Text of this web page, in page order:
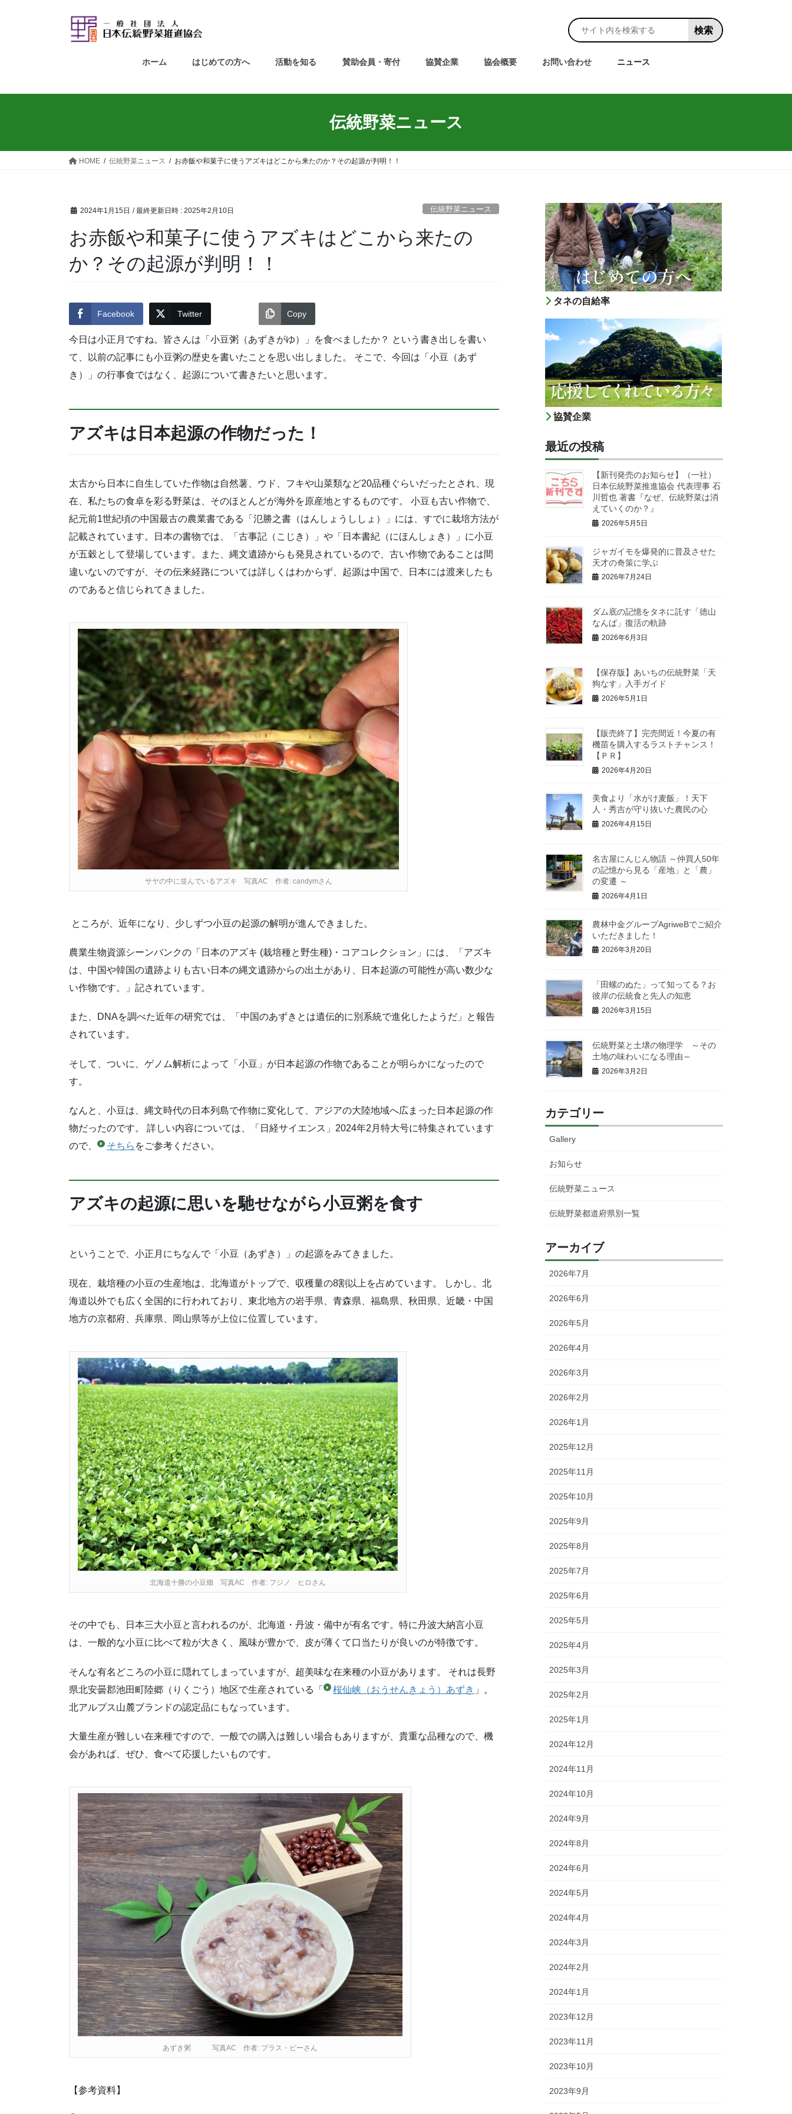
ホーム はじめての方へ 活動を知る 賛助会員・寄付 協賛企業 協会概要 お問い合わせ ニュース
伝統野菜ニュース
HOME 伝統野菜ニュース お赤飯や和菓子に使うアズキはどこから来たのか？その起源が判明！！
2024年1月15日 / 最終更新日時 : 2025年2月10日 伝統野菜ニュース
お赤飯や和菓子に使うアズキはどこから来たの
か？その起源が判明！！
Facebook Twitter Copy
今日は小正月ですね。皆さんは「小豆粥（あずきがゆ）」を食べましたか？ という書き出しを書い
て、以前の記事にも小豆粥の歴史を書いたことを思い出しました。 そこで、今回は「小豆（あず
き）」の行事食ではなく、起源について書きたいと思います。
アズキは日本起源の作物だった！
太古から日本に自生していた作物は自然薯、ウド、フキや山菜類など20品種ぐらいだったとされ、現
在、私たちの食卓を彩る野菜は、そのほとんどが海外を原産地とするものです。 小豆も古い作物で、
紀元前1世紀頃の中国最古の農業書である「氾勝之書（はんしょうししょ）」には、すでに栽培方法が
記載されています。日本の書物では、「古事記（こじき）」や「日本書紀（にほんしょき）」に小豆
が五穀として登場しています。また、縄文遺跡からも発見されているので、古い作物であることは間
違いないのですが、その伝来経路については詳しくはわからず、起源は中国で、日本には渡来したも
のであると信じられてきました。
サヤの中に並んでいるアズキ 写真AC 作者: candymさん
ところが、近年になり、少しずつ小豆の起源の解明が進んできました。
農業生物資源シーンバンクの「日本のアズキ (栽培種と野生種)・コアコレクション」には、「アズキ
は、中国や韓国の遺跡よりも古い日本の縄文遺跡からの出土があり、日本起源の可能性が高い数少な
い作物です。」記されています。
また、DNAを調べた近年の研究では、「中国のあずきとは遺伝的に別系統で進化したようだ」と報告
されています。
そして、ついに、ゲノム解析によって「小豆」が日本起源の作物であることが明らかになったので
す。
なんと、小豆は、縄文時代の日本列島で作物に変化して、アジアの大陸地域へ広まった日本起源の作
物だったのです。 詳しい内容については、「日経サイエンス」2024年2月特大号に特集されています
ので、
そちら をご参考ください。
アズキの起源に思いを馳せながら小豆粥を食す
ということで、小正月にちなんで「小豆（あずき）」の起源をみてきました。
現在、栽培種の小豆の生産地は、北海道がトップで、収穫量の8割以上を占めています。 しかし、北
海道以外でも広く全国的に行われており、東北地方の岩手県、青森県、福島県、秋田県、近畿・中国
地方の京都府、兵庫県、岡山県等が上位に位置しています。
北海道十勝の小豆畑 写真AC 作者: フジノ ヒロさん
その中でも、日本三大小豆と言われるのが、北海道・丹波・備中が有名です。特に丹波大納言小豆
は、一般的な小豆に比べて粒が大きく、風味が豊かで、皮が薄くて口当たりが良いのが特徴です。
そんな有名どころの小豆に隠れてしまっていますが、超美味な在来種の小豆があります。 それは長野
県北安曇郡池田町陸郷（りくごう）地区で生産されている「
桜仙峡（おうせんきょう）あずき 」。
北アルプス山麓ブランドの認定品にもなっています。
大量生産が難しい在来種ですので、一般での購入は難しい場合もありますが、貴重な品種なので、機
会があれば、ぜひ、食べて応援したいものです。
あずき粥 写真AC 作者: プラス・ビーさん
【参考資料】
タネの自給率
協賛企業
最近の投稿
【新刊発売のお知らせ】（一社）
日本伝統野菜推進協会 代表理事 石
川哲也 著書『なぜ、伝統野菜は消
えていくのか？』
2026年5月5日
ジャガイモを爆発的に普及させた
天才の奇策に学ぶ
2026年7月24日
ダム底の記憶をタネに託す「徳山
なんば」復活の軌跡
2026年6月3日
【保存版】あいちの伝統野菜「天
狗なす」入手ガイド
2026年5月1日
【販売終了】完売間近！今夏の有
機苗を購入するラストチャンス！
【ＰＲ】
2026年4月20日
美食より「水がけ麦飯」！天下
人・秀吉が守り抜いた農民の心
2026年4月15日
名古屋にんじん物語 ～仲買人50年
の記憶から見る「産地」と「農」
の変遷 ～
2026年4月1日
農林中金グループAgriweBでご紹介
いただきました！
2026年3月20日
「田螺のぬた」って知ってる？お
彼岸の伝統食と先人の知恵
2026年3月15日
伝統野菜と土壌の物理学 ～その
土地の味わいになる理由～
2026年3月2日
カテゴリー
Gallery
お知らせ
伝統野菜ニュース
伝統野菜都道府県別一覧
アーカイブ
2026年7月
2026年6月
2026年5月
2026年4月
2026年3月
2026年2月
2026年1月
2025年12月
2025年11月
2025年10月
2025年9月
2025年8月
2025年7月
2025年6月
2025年5月
2025年4月
2025年3月
2025年2月
2025年1月
2024年12月
2024年11月
2024年10月
2024年9月
2024年8月
2024年6月
2024年5月
2024年4月
2024年3月
2024年2月
2024年1月
2023年12月
2023年11月
2023年10月
2023年9月